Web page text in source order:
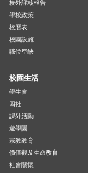
校外評核報告
學校政策
校曆表
校園設施
職位空缺
校園生活
學生會
四社
課外活動
遊學團
宗教教育
價值觀及生命教育
社會關懷